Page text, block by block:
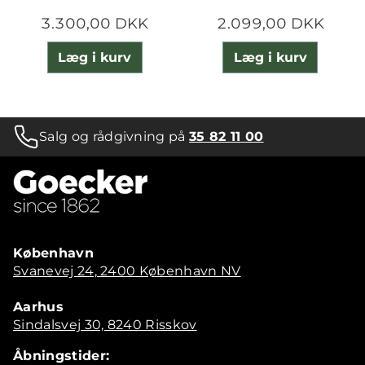
3.300,00 DKK
Læg i kurv
2.099,00 DKK
Læg i kurv
Salg og rådgivning på35 82 11 00
København
Svanevej 24, 2400 København NV
Aarhus
Sindalsvej 30, 8240 Risskov
Åbningstider: